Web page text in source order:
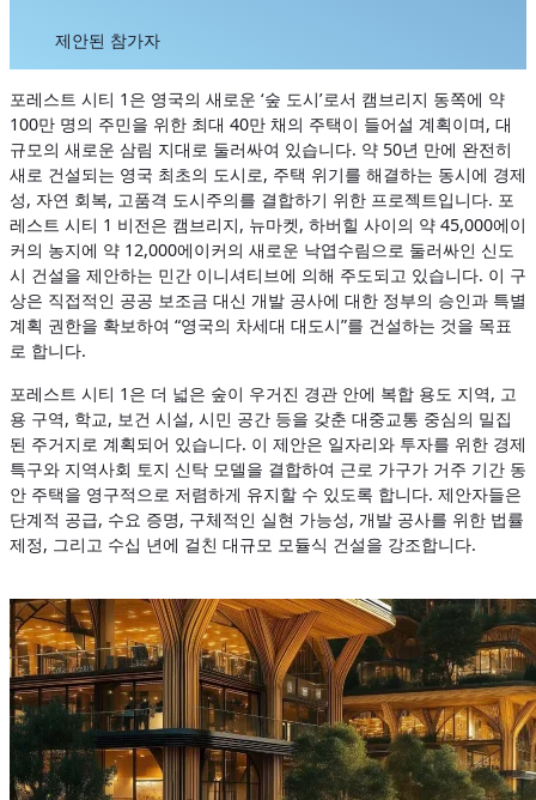
제안된 참가자
포레스트 시티 1은 영국의 새로운 ‘숲 도시’로서 캠브리지 동쪽에 약
100만 명의 주민을 위한 최대 40만 채의 주택이 들어설 계획이며, 대
규모의 새로운 삼림 지대로 둘러싸여 있습니다. 약 50년 만에 완전히
새로 건설되는 영국 최초의 도시로, 주택 위기를 해결하는 동시에 경제
성, 자연 회복, 고품격 도시주의를 결합하기 위한 프로젝트입니다. 포
레스트 시티 1 비전은 캠브리지, 뉴마켓, 하버힐 사이의 약 45,000에이
커의 농지에 약 12,000에이커의 새로운 낙엽수림으로 둘러싸인 신도
시 건설을 제안하는 민간 이니셔티브에 의해 주도되고 있습니다. 이 구
상은 직접적인 공공 보조금 대신 개발 공사에 대한 정부의 승인과 특별
계획 권한을 확보하여 “영국의 차세대 대도시”를 건설하는 것을 목표
로 합니다.
포레스트 시티 1은 더 넓은 숲이 우거진 경관 안에 복합 용도 지역, 고
용 구역, 학교, 보건 시설, 시민 공간 등을 갖춘 대중교통 중심의 밀집
된 주거지로 계획되어 있습니다. 이 제안은 일자리와 투자를 위한 경제
특구와 지역사회 토지 신탁 모델을 결합하여 근로 가구가 거주 기간 동
안 주택을 영구적으로 저렴하게 유지할 수 있도록 합니다. 제안자들은
단계적 공급, 수요 증명, 구체적인 실현 가능성, 개발 공사를 위한 법률
제정, 그리고 수십 년에 걸친 대규모 모듈식 건설을 강조합니다.